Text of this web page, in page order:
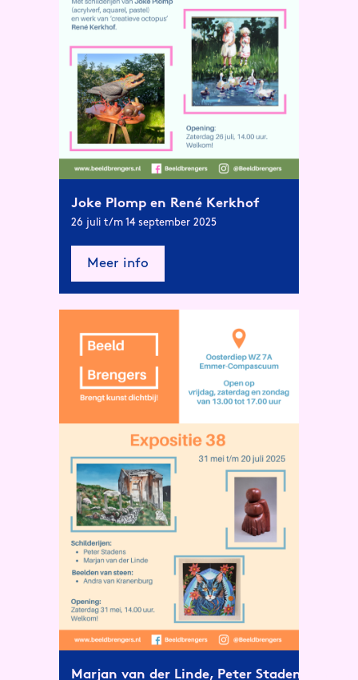
Joke Plomp en René Kerkhof
26 juli t/m 14 september 2025
Meer info
Marjan van der Linde, Peter Stadens en